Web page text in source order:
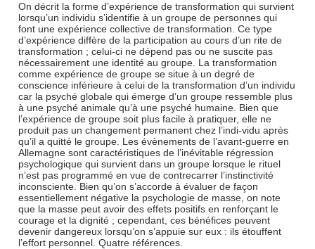
On décrit la forme d’expérience de transformation qui survient
lorsqu’un individu s’identifie à un groupe de personnes qui
font une expérience collective de transformation. Ce type
d’expérience diffère de la participation au cours d’un rite de
transformation ; celui-ci ne dépend pas ou ne suscite pas
nécessairement une identité au groupe. La transformation
comme expérience de groupe se situe à un degré de
conscience inférieure à celui de la transformation d’un individu
car la psyché globale qui émerge d’un groupe ressemble plus
à une psyché animale qu’à une psyché humaine. Bien que
l’expérience de groupe soit plus facile à pratiquer, elle ne
produit pas un changement permanent chez l’indi-vidu après
qu’il a quitté le groupe. Les évènements de l’avant-guerre en
Allemagne sont caractéristiques de l’inévitable régression
psychologique qui survient dans un groupe lorsque le rituel
n’est pas programmé en vue de contrecarrer l’instinctivité
inconsciente. Bien qu’on s’accorde à évaluer de façon
essentiellement négative la psychologie de masse, on note
que la masse peut avoir des effets positifs en renforçant le
courage et la dignité ; cependant, ces bénéfices peuvent
devenir dangereux lorsqu’on s’appuie sur eux : ils étouffent
l’effort personnel. Quatre références.